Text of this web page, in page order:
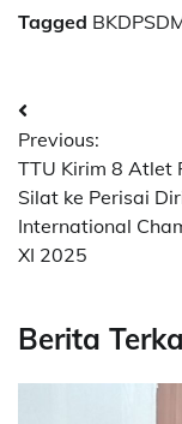
Tagged
Post
navigation
Previous:
TTU Kirim 8 Atlet
Silat ke Perisai
International
XI 2025
Berita